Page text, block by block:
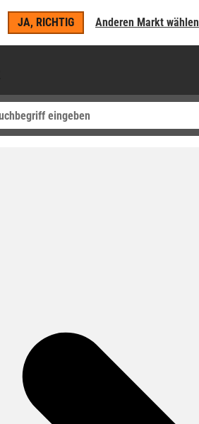
JA, RICHTIG Anderen Markt wählen